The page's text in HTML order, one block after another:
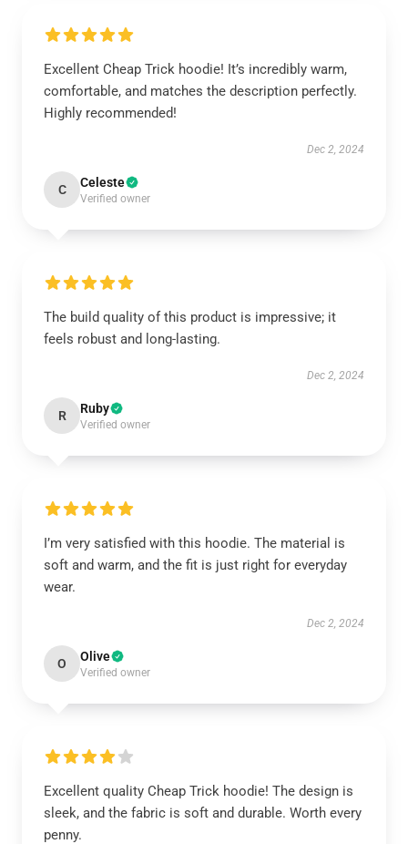
Excellent Cheap Trick hoodie! It’s incredibly warm,
comfortable, and matches the description perfectly.
Highly recommended!
Dec 2, 2024
C Celeste
Verified owner
The build quality of this product is impressive; it
feels robust and long-lasting.
Dec 2, 2024
R Ruby
Verified owner
I’m very satisfied with this hoodie. The material is
soft and warm, and the fit is just right for everyday
wear.
Dec 2, 2024
O Olive
Verified owner
Excellent quality Cheap Trick hoodie! The design is
sleek, and the fabric is soft and durable. Worth every
penny.